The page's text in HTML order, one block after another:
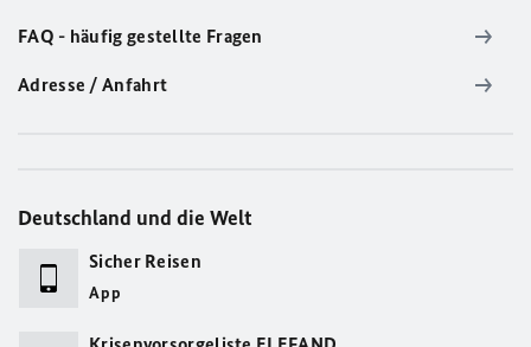
FAQ - häufig gestellte Fragen
Adresse / Anfahrt
Deutschland und die Welt
Sicher Reisen
App